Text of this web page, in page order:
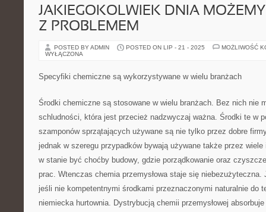
JAKIEGOKOLWIEK DNIA
Z PROBLEMEM
POSTED BY ADMIN POSTED ON LIP - 21 - 2025
MOŻLIWOŚĆ
WYŁĄCZONA
Specyfiki chemiczne są wykorzystywane w wielu branżach
Środki chemiczne są stosowane w wielu branżach. Bez nich nie
schludności, która jest przecież nadzwyczaj ważna. Środki te w
szamponów sprzątających używane są nie tylko przez dobre
jednak w szeregu przypadków bywają używane także przez
w stanie być choćby budowy, gdzie porządkowanie oraz
prac. Wtenczas chemia przemysłowa staje się niebezużyteczna.
jeśli nie kompetentnymi środkami przeznaczonymi naturalnie do
niemiecka hurtownia. Dystrybucją chemii przemysłowej